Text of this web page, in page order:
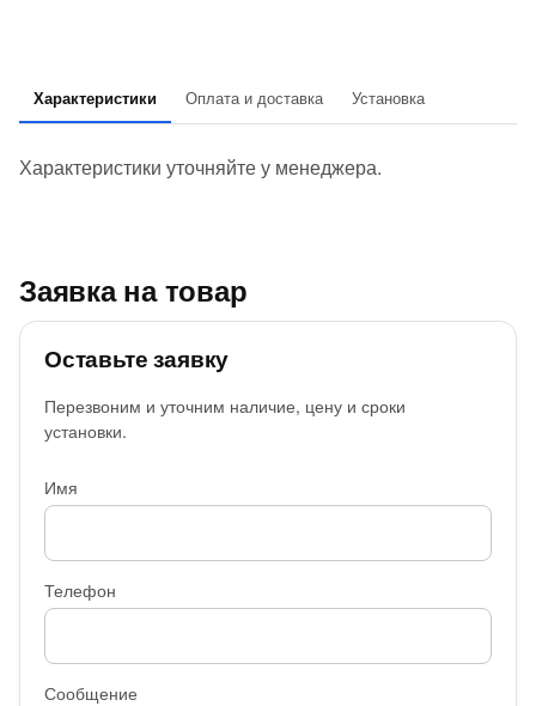
Характеристики Оплата и доставка Установка
Характеристики уточняйте у менеджера.
Заявка на товар
Оставьте заявку
Перезвоним и уточним наличие, цену и сроки
установки.
Имя
Телефон
Сообщение